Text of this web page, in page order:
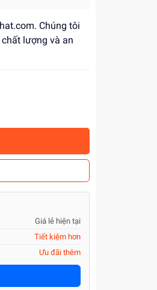
Chúng tôi
lượng và an
Giá lẻ hiện tại
Tiết kiệm hơn
Ưu đãi thêm